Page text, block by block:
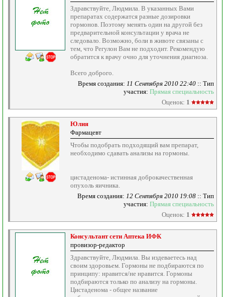
Здравствуйте, Людмила. В указанных Вами
препаратах содержатся разные дозировки
гормонов. Поэтому менять один на другой без
предварительной консультации у врача не
следовало. Возможно, боли в животе связаны с
тем, что Регулон Вам не подходит. Рекомендую
обратится к врачу очно для уточнения диагноза.
Всего доброго.
Время создания: 11 Сентября 2010 22:40 :: Тип
участия: Прямая специальность
Оценок: 1
Юлия
Фармацевт
Чтобы подобрать подходящий вам препарат,
необходимо сдавать анализы на гормоны.
цистаденома- истинная доброкачественная
опухоль яичника.
Время создания: 12 Сентября 2010 19:08 :: Тип
участия: Прямая специальность
Оценок: 1
Консультант сети Аптека ИФК
провизор-редактор
Здравствуйте, Людмила. Вы издеваетесь над
своим здоровьем. Гормоны не подбираются по
принципу: нравится/не нравится. Гормоны
подбираются только по анализу на гормоны.
Цистаденома - общее название